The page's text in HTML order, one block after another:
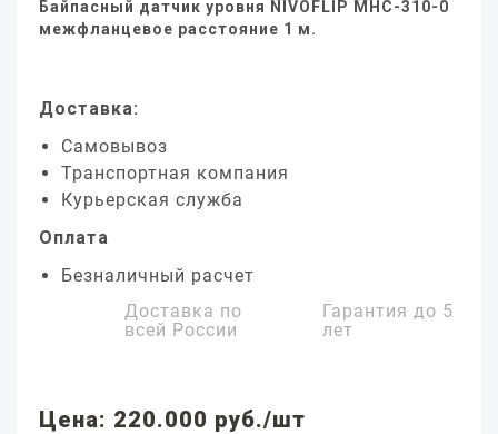
Байпасный датчик уровня NIVOFLIP MHC-310-0
межфланцевое расстояние 1 м.
Доставка:
Самовывоз
Транспортная компания
Курьерская служба
Оплата
Безналичный расчет
Доставка по
всей России
Гарантия до 5
лет
Цена: 220.000 руб./шт